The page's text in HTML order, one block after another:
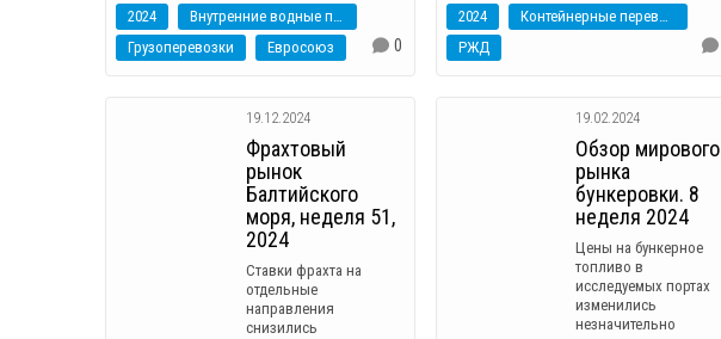
2024
Внутренние водные пути
Грузоперевозки
Евросоюз 0
2024
Контейнерные перевозки
РЖД
19.12.2024
Фрахтовый
рынок
Балтийского
моря, неделя 51,
2024
Ставки фрахта на
отдельные
направления
снизились
19.02.2024
Обзор мирового
рынка
бункеровки. 8
неделя 2024
Цены на бункерное
топливо в
исследуемых портах
изменились
незначительно